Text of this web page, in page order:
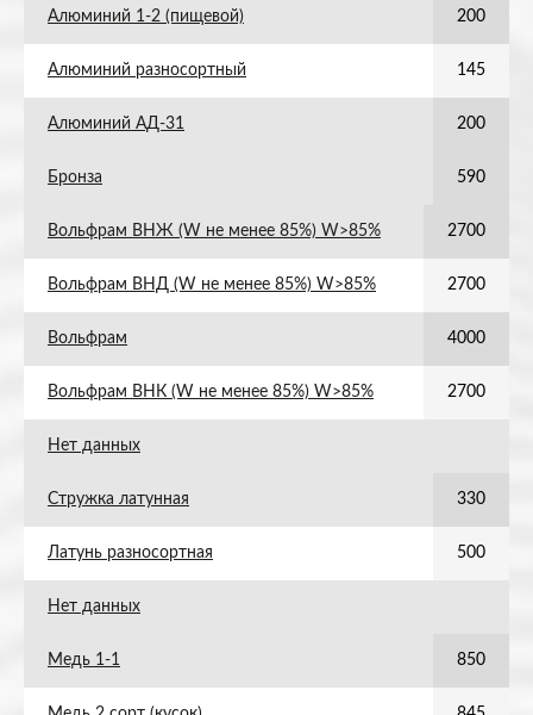
Алюминий 1-2 (пищевой) 200
Алюминий разносортный 145
Алюминий АД-31 200
Бронза 590
Вольфрам ВНЖ (W не менее 85%) W>85% 2700
Вольфрам ВНД (W не менее 85%) W>85% 2700
Вольфрам 4000
Вольфрам ВНК (W не менее 85%) W>85% 2700
Нет данных
Стружка латунная 330
Латунь разносортная 500
Нет данных
Медь 1-1 850